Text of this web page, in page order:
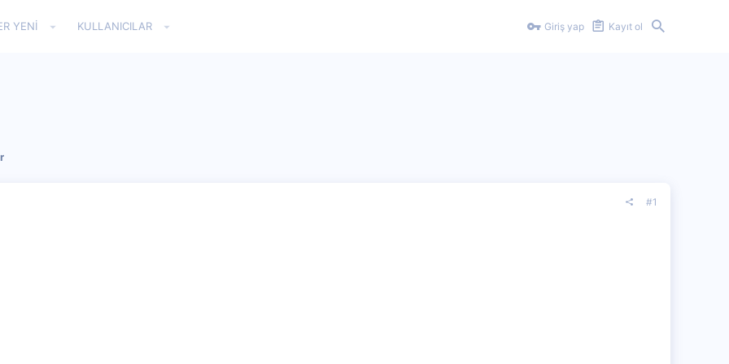
YENI KULLANICILAR Giriş yap Kayıt ol
#1